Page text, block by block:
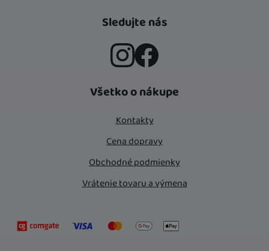
Sledujte nás
Všetko o nákupe
Kontakty
Cena dopravy
Obchodné podmienky
Vrátenie tovaru a výmena